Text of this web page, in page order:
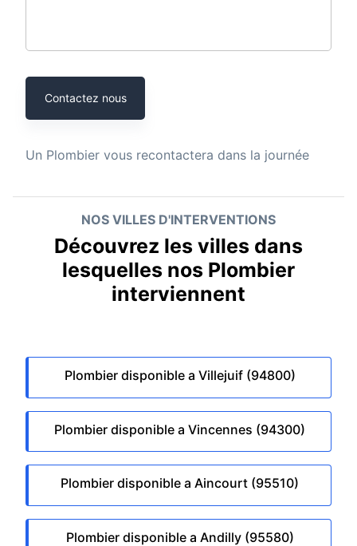
Contactez nous
Un Plombier vous recontactera dans la journée
NOS VILLES D'INTERVENTIONS
Découvrez les villes dans
lesquelles nos Plombier
interviennent
Plombier disponible a Villejuif (94800)
Plombier disponible a Vincennes (94300)
Plombier disponible a Aincourt (95510)
Plombier disponible a Andilly (95580)